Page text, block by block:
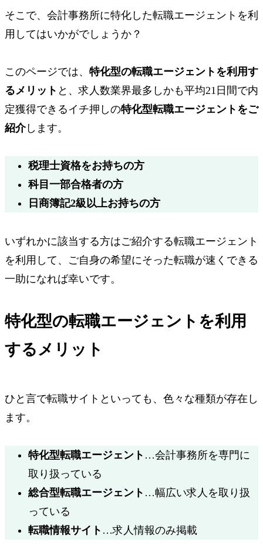
そこで、 会計事務所に特化した転職エージェント を利
用してはいかがでしょうか？
このページでは、 特化型の転職エージェントを利用す
るメリット と、求人数業界最多 しかも平均21日間で内
定獲得できる イチ押しの特化型転職エージェントをご
紹介します。
税理士資格をお持ちの方
科目一部合格者の方
日商簿記2級以上お持ちの方
いずれかに該当する方はご紹介する転職エージェント
を利用して、ご自身の希望にそった転職が速くできる
一助になれば幸いです。
特化型の転職エージェントを利用
するメリット
ひと言で転職サイトといっても、色々な種類が存在し
ます。
特化型転職エージェント …会計事務所を専門に
取り扱っている
総合型転職エージェント …幅広い求人を取り扱
っている
転職情報サイト …求人情報のみ掲載